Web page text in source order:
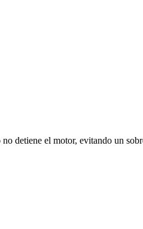
detiene el motor, evitando un